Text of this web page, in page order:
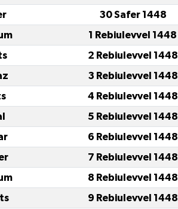
30 Safer 1448
1 Rebiulevvel 1448
2 Rebiulevvel 1448
3 Rebiulevvel 1448
4 Rebiulevvel 1448
5 Rebiulevvel 1448
6 Rebiulevvel 1448
7 Rebiulevvel 1448
8 Rebiulevvel 1448
9 Rebiulevvel 1448